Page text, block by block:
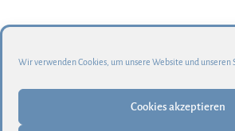
Wir verwenden Cookies, um unsere Website und unseren
Cookies akzeptieren
LinkedIn-Community für leise